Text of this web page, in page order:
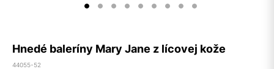
Hnedé baleríny Mary Jane z lícovej kože
44055-52